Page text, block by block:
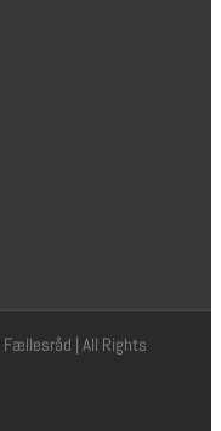
| All Rights